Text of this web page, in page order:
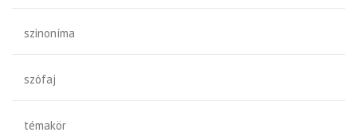
szinoníma
szófaj
témakör